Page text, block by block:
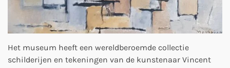
Het museum heeft een wereldberoemde collectie
schilderijen en tekeningen van de kunstenaar Vincent